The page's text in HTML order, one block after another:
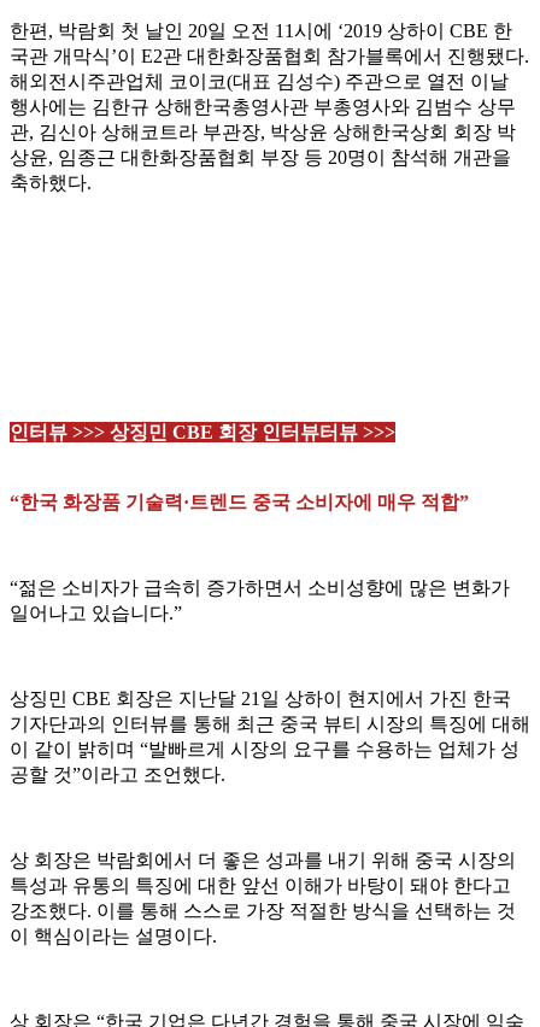
한편, 박람회 첫 날인 20일 오전 11시에 ‘2019 상하이 CBE 한
국관 개막식’이 E2관 대한화장품협회 참가블록에서 진행됐다.
해외전시주관업체 코이코(대표 김성수) 주관으로 열전 이날
행사에는 김한규 상해한국총영사관 부총영사와 김범수 상무
관, 김신아 상해코트라 부관장, 박상윤 상해한국상회 회장 박
상윤, 임종근 대한화장품협회 부장 등 20명이 참석해 개관을
축하했다.
인터뷰 >>> 상징민 CBE 회장 인터뷰터뷰 >>>
“한국 화장품 기술력·트렌드 중국 소비자에 매우 적합”
“젊은 소비자가 급속히 증가하면서 소비성향에 많은 변화가
일어나고 있습니다.”
상징민 CBE 회장은 지난달 21일 상하이 현지에서 가진 한국
기자단과의 인터뷰를 통해 최근 중국 뷰티 시장의 특징에 대해
이 같이 밝히며 “발빠르게 시장의 요구를 수용하는 업체가 성
공할 것”이라고 조언했다.
상 회장은 박람회에서 더 좋은 성과를 내기 위해 중국 시장의
특성과 유통의 특징에 대한 앞선 이해가 바탕이 돼야 한다고
강조했다. 이를 통해 스스로 가장 적절한 방식을 선택하는 것
이 핵심이라는 설명이다.
상 회장은 “한국 기업은 다년간 경험을 통해 중국 시장에 익숙